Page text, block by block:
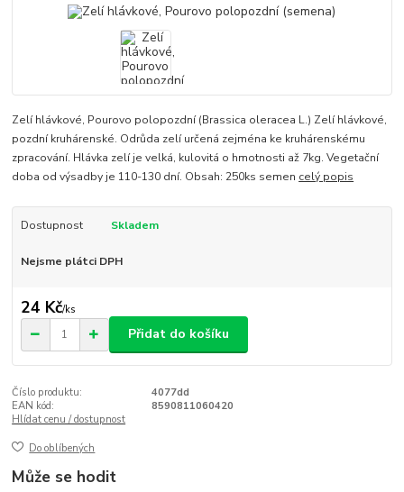
Zelí hlávkové, Pourovo polopozdní (Brassica oleracea L.) Zelí hlávkové,
pozdní kruhárenské. Odrůda zelí určená zejména ke kruhárenskému
zpracování. Hlávka zelí je velká, kulovitá o hmotnosti až 7kg. Vegetační
doba od výsadby je 110-130 dní. Obsah: 250ks semen celý popis
Dostupnost Skladem
Nejsme plátci DPH
24 Kč/ks
Přidat do košíku
Číslo produktu:
4077dd
EAN kód:
8590811060420
Hlídat cenu / dostupnost
Do oblíbených
Může se hodit